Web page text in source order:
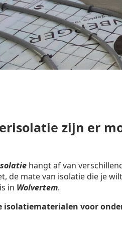
zijn er
hangt af van
de mate van isolatie die je
in Wolvertem.
isolatiematerialen voor